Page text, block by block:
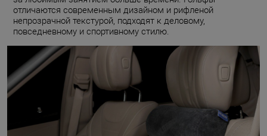
отличаются современным дизайном и рифленой
непрозрачной текстурой, подходят к деловому,
повседневному и спортивному стилю.